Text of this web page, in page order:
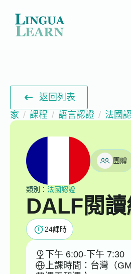
返回列表
家
課程 語言認證 法國
團體
類別： 法國認證
DALF閱
24課時
下午 6:00-下午 7:30
上課時間：台灣（